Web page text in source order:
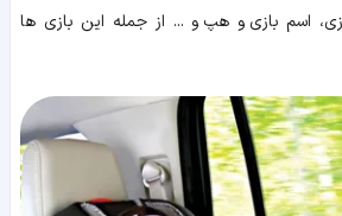
بازی، اسم بازی و هپ و ... از جمله این بازی ها